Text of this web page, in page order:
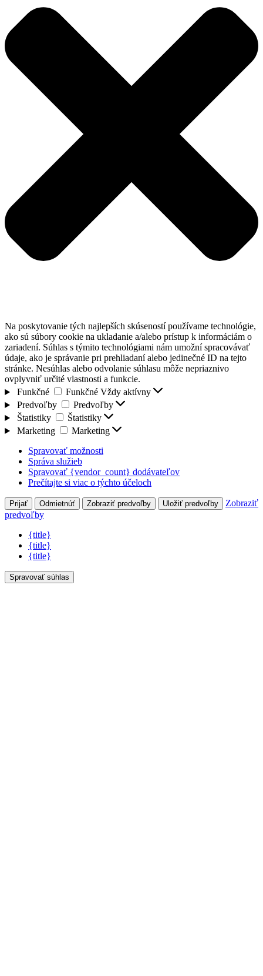
Na poskytovanie tých najlepších skúseností používame technológie,
ako sú súbory cookie na ukladanie a/alebo prístup k informáciám o
zariadení. Súhlas s týmito technológiami nám umožní spracovávať
údaje, ako je správanie pri prehliadaní alebo jedinečné ID na tejto
stránke. Nesúhlas alebo odvolanie súhlasu môže nepriaznivo
ovplyvniť určité vlastnosti a funkcie.
Funkčné
Funkčné Vždy aktívny
Predvoľby
Predvoľby
Štatistiky
Štatistiky
Marketing
Marketing
Spravovať možnosti
Správa služieb
Spravovať {vendor_count} dodávateľov
Prečítajte si viac o týchto účeloch
Prijať Odmietnúť Zobraziť predvoľby Uložiť predvoľby
Zobraziť
predvoľby
{title}
{title}
{title}
Spravovať súhlas